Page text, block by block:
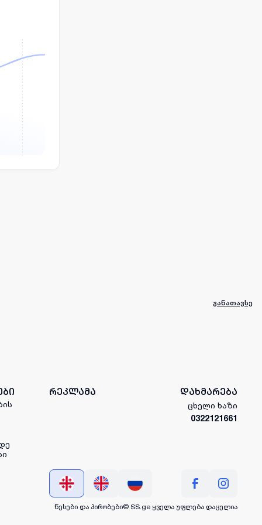
განათავსე
რეკლამა დახმარება
ცხელი ხაზი
0322121661
წესები და პირობები© SS.ge ყველა უფლება დაცულია